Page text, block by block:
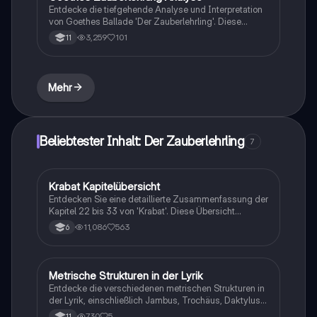
Entdecke die tiefgehende Analyse und Interpretation
von Goethes Ballade 'Der Zauberlehrling'. Diese
Zusammenfassung behandelt die Handlung, den
Aufbau, die verwendeten Stilmittel und die zentrale
der Weimarer Klassik erlangen möchten.
11 3,259 101
Mehr
Beliebtester Inhalt: Der Zauberlehrling 7
Deutsch
Krabat Kapitelübersicht
Entdecken Sie eine detaillierte Zusammenfassung der
Kapitel 22 bis 33 von 'Krabat'. Diese Übersicht
behandelt Krabats Kampf gegen die schwarze Magie,
seine Freundschaft und die entscheidenden Momente
Charakterentwicklungen verstehen möchten.
6 11,086 563
Deutsch
Metrische Strukturen in der Lyrik
Entdecke die verschiedenen metrischen Strukturen in
der Lyrik, einschließlich Jambus, Trochäus, Daktylus
und Anapäst. Diese Zusammenfassung bietet eine